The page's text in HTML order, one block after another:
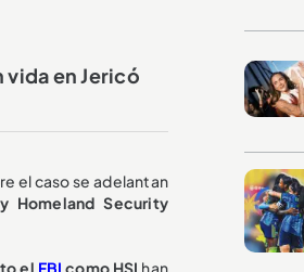
en Jericó
el caso se adelantan
Homeland Security
el FBIcomo HSI han